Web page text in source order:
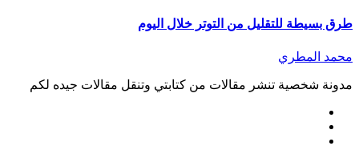
طرق بسيطة للتقليل من التوتر خلال اليوم
محمد المطري
مدونة شخصية تنشر مقالات من كتابتي وتنقل مقالات جيده لكم